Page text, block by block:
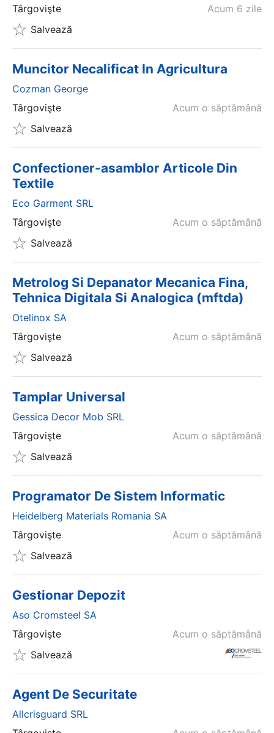
Acum 6 zile
Târgovişte
Salvează
Muncitor Necalificat In Agricultura
Cozman George
Acum o săptămână
Târgovişte
Salvează
Confectioner-asamblor Articole Din
Textile
Eco Garment SRL
Acum o săptămână
Târgovişte
Salvează
Metrolog Si Depanator Mecanica Fina,
Tehnica Digitala Si Analogica (mftda)
Otelinox SA
Acum o săptămână
Târgovişte
Salvează
Tamplar Universal
Gessica Decor Mob SRL
Acum o săptămână
Târgovişte
Salvează
Programator De Sistem Informatic
Heidelberg Materials Romania SA
Acum o săptămână
Târgovişte
Salvează
Gestionar Depozit
Aso Cromsteel SA
Acum o săptămână
Târgovişte
Salvează
Agent De Securitate
Allcrisguard SRL